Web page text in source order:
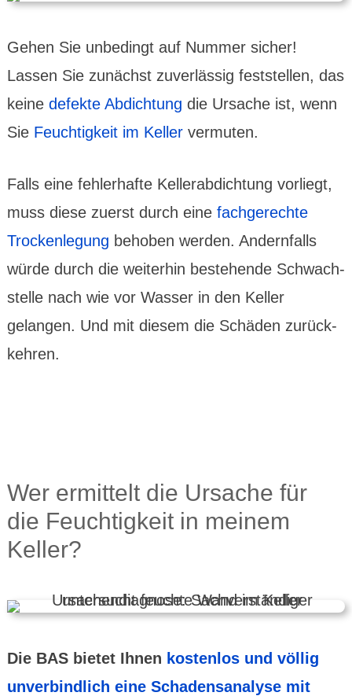
Gehen Sie unbe­dingt auf Nummer sicher!
Lassen Sie zunächst zuver­lässig fest­stellen, das
keine defekte Abdich­tung die Ursache ist, wenn
Sie Feuchtig­keit im Kellervermuten.
Falls eine fehler­hafte Keller­abdich­tung vorliegt,
muss diese zuerst durch eine fachge­rechte
Trocken­legung behoben werden. Andernfalls
würde durch die weiterhin bestehende Schwach­
stelle nach wie vor Wasser in den Keller
gelangen. Und mit diesem die Schäden zurück­
kehren.
Wer ermittelt die Ursache für
die Feuchtig­keit in meinem
Keller?
Die BAS bietet Ihnen kostenlos und völlig
unver­bindlich eine Schadens­analyse mit